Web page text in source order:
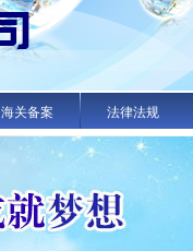
海关备案 法律法规